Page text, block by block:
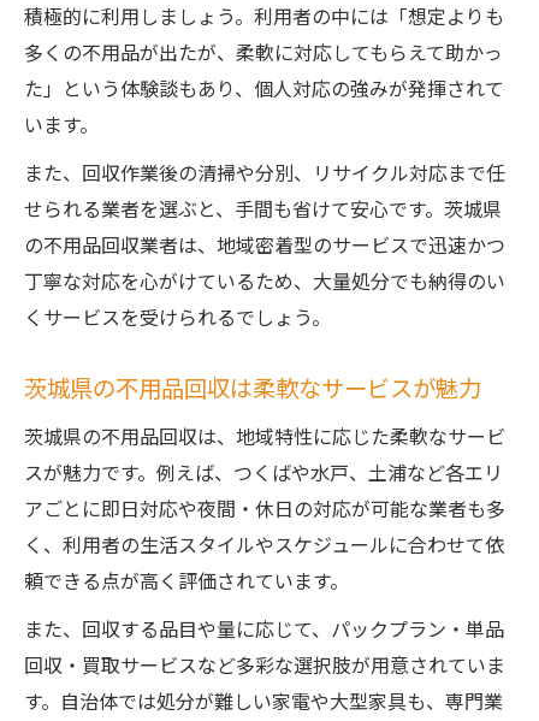
積極的に利用しましょう。利用者の中には「想定よりも
多くの不用品が出たが、柔軟に対応してもらえて助かっ
た」という体験談もあり、個人対応の強みが発揮されて
います。
また、回収作業後の清掃や分別、リサイクル対応まで任
せられる業者を選ぶと、手間も省けて安心です。茨城県
の不用品回収業者は、地域密着型のサービスで迅速かつ
丁寧な対応を心がけているため、大量処分でも納得のい
くサービスを受けられるでしょう。
茨城県の不用品回収は柔軟なサービスが魅力
茨城県の不用品回収は、地域特性に応じた柔軟なサービ
スが魅力です。例えば、つくばや水戸、土浦など各エリ
アごとに即日対応や夜間・休日の対応が可能な業者も多
く、利用者の生活スタイルやスケジュールに合わせて依
頼できる点が高く評価されています。
また、回収する品目や量に応じて、パックプラン・単品
回収・買取サービスなど多彩な選択肢が用意されていま
す。自治体では処分が難しい家電や大型家具も、専門業